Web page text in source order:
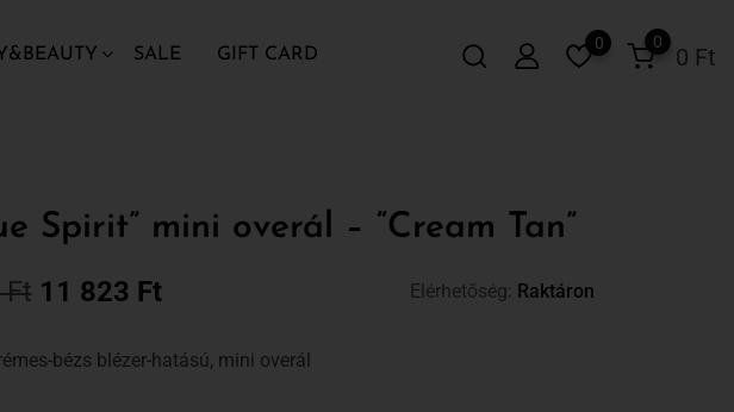
SALE GIFT CARD 0 Ft
0
0
Spirit” mini overál – “Cream Tan”
Ft 11 823 Ft Elérhetőség: Raktáron
bézs blézer-hatású, mini overál